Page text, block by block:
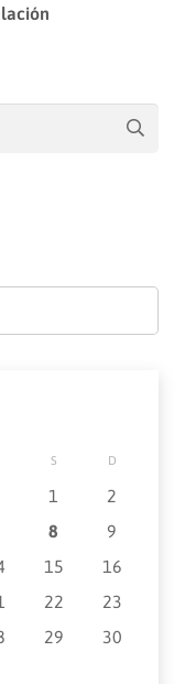
S D
1
2
8
9
15
16
22
23
29
30